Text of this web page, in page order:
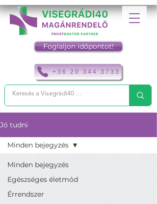
+36 20 344 3733
Foglaljon időpontot!
Jó tudni
Minden bejegyzés
Egészséges életmód
Érrendszer
Minden bejegyzés